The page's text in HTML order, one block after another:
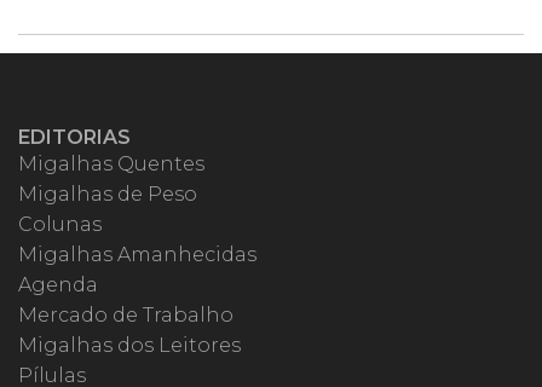
EDITORIAS
Migalhas Quentes
Migalhas de Peso
Colunas
Migalhas Amanhecidas
Agenda
Mercado de Trabalho
Migalhas dos Leitores
Pílulas